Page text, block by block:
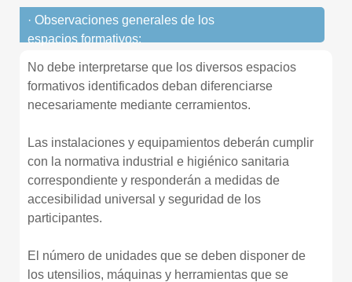
· Observaciones generales de los
espacios formativos:
No debe interpretarse que los diversos espacios
formativos identificados deban diferenciarse
necesariamente mediante cerramientos.
Las instalaciones y equipamientos deberán cumplir
con la normativa industrial e higiénico sanitaria
correspondiente y responderán a medidas de
accesibilidad universal y seguridad de los
participantes.
El número de unidades que se deben disponer de
los utensilios, máquinas y herramientas que se